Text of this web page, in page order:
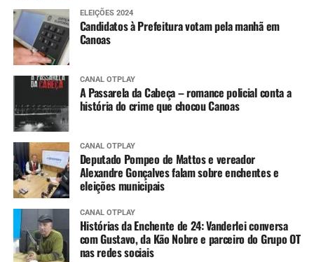
ELEIÇÕES 2024
Candidatos à Prefeitura votam pela manhã em
Canoas
CANAL OTPLAY
A Passarela da Cabeça – romance policial conta a
história do crime que chocou Canoas
CANAL OTPLAY
Deputado Pompeo de Mattos e vereador
Alexandre Gonçalves falam sobre enchentes e
eleições municipais
CANAL OTPLAY
Histórias da Enchente de 24: Vanderlei conversa
com Gustavo, da Kão Nobre e parceiro do Grupo OT
nas redes sociais